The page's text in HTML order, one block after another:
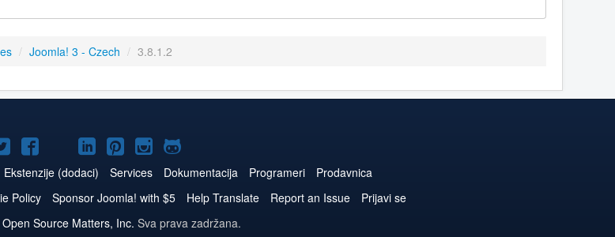
/ Joomla! 3 - Czech / 3.8.1.2
Joomla!
na
Twitteru
Joomla!
na
Facebooku
Joomla!
na
YouTube
Joomla!
naLinkedIn
Joomla!
na
Pinterest
Joomla!
na
Instagram
Joomla!
na
GitHub
Ekstenzije (dodaci) Services Dokumentacija Programeri
Prodavnica
Policy Sponsor Joomla! with $5 Help Translate Report an Issue
Prijavi se
Open Source Matters, Inc. Sva prava zadržana.